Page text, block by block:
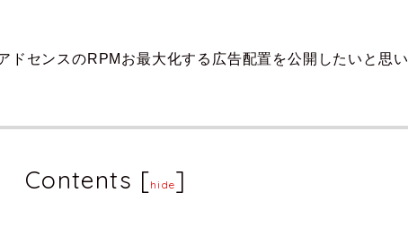
ドセンスのRPMお最大化する広告配置を公開したいと思い
Contents [hide]